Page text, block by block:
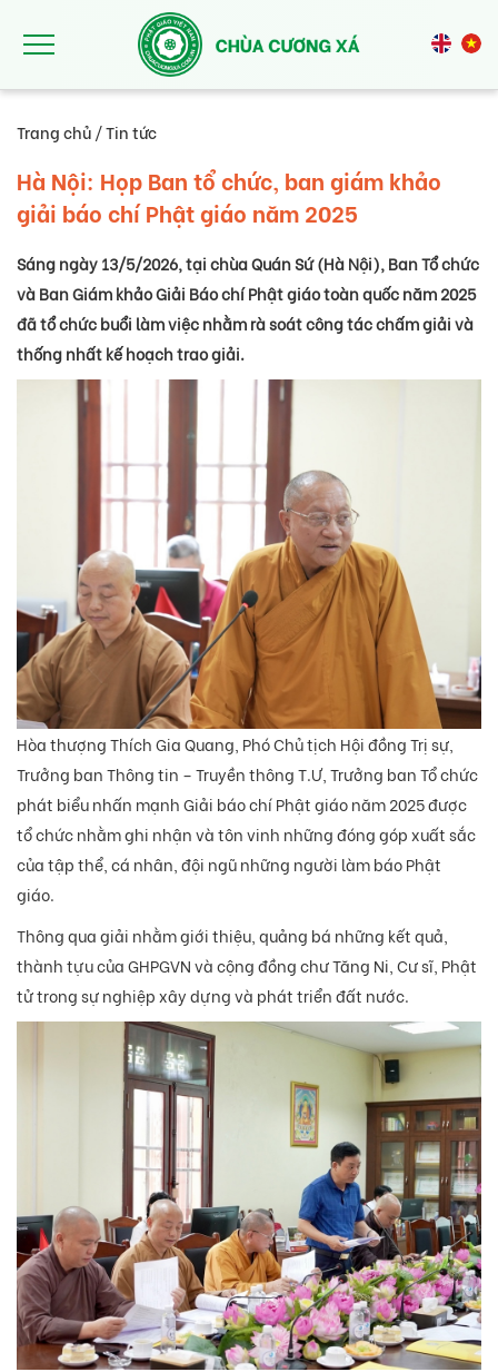
Trang chủ /Tin tức
Hà Nội: Họp Ban tổ chức, ban giám khảo
giải báo chí Phật giáo năm 2025
Sáng ngày 13/5/2026, tại chùa Quán Sứ (Hà Nội), Ban Tổ chức
và Ban Giám khảo Giải Báo chí Phật giáo toàn quốc năm 2025
đã tổ chức buổi làm việc nhằm rà soát công tác chấm giải và
thống nhất kế hoạch trao giải.
Hòa thượng Thích Gia Quang, Phó Chủ tịch Hội đồng Trị sự,
Trưởng ban Thông tin – Truyền thông T.Ư, Trưởng ban Tổ chức
phát biểu nhấn mạnh Giải báo chí Phật giáo năm 2025 được
tổ chức nhằm ghi nhận và tôn vinh những đóng góp xuất sắc
của tập thể, cá nhân, đội ngũ những người làm báo Phật
giáo.
Thông qua giải nhằm giới thiệu, quảng bá những kết quả,
thành tựu của GHPGVN và cộng đồng chư Tăng Ni, Cư sĩ, Phật
tử trong sự nghiệp xây dựng và phát triển đất nước.